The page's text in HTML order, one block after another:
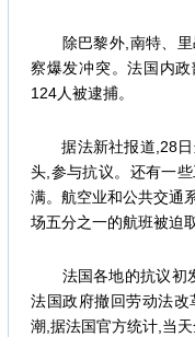
除巴黎外,南特、里
察爆发冲突。法国内
124人被逮捕。
据法新社报道,28日
头,参与抗议。还有一
满。航空业和公共交通
场五分之一的航班被迫
法国各地的抗议初发
法国政府撤回劳动法
潮,据法国官方统计,当